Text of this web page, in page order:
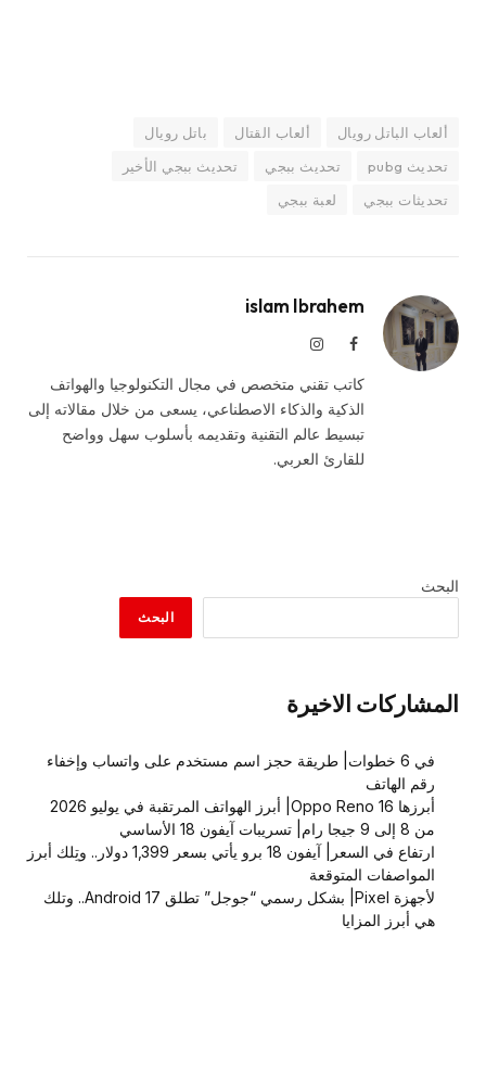
ألعاب الباتل رويال ألعاب القتال
باتل رويال
تحديث pubg
تحديث ببجي
تحديث ببجي الأخير
تحديثات ببجي
لعبة ببجي
islam Ibrahem
فيسبوكالانستغرام
كاتب تقني متخصص في مجال التكنولوجيا والهواتف
الذكية والذكاء الاصطناعي، يسعى من خلال مقالاته إلى
تبسيط عالم التقنية وتقديمه بأسلوب سهل وواضح
للقارئ العربي.
البحث
البحث
المشاركات الاخيرة
في 6 خطوات| طريقة حجز اسم مستخدم على واتساب وإخفاء
رقم الهاتف
أبرزها Oppo Reno 16| أبرز الهواتف المرتقبة في يوليو 2026
من 8 إلى 9 جيجا رام| تسريبات آيفون 18 الأساسي
ارتفاع في السعر| آيفون 18 برو يأتي بسعر 1,399 دولار.. وتِلك أبرز
المواصفات المتوقعة
لأجهزة Pixel| بشكل رسمي “جوجل” تطلق Android 17.. وتلك
هي أبرز المزايا